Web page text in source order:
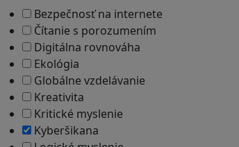
Bezpečnosť na internete
Čítanie s porozumením
Digitálna rovnováha
Ekológia
Globálne vzdelávanie
Kreativita
Kritické myslenie
Kyberšikana